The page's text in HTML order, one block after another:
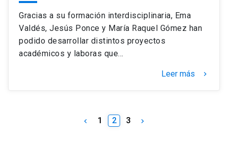
Gracias a su formación interdisciplinaria, Ema
Valdés, Jesús Ponce y María Raquel Gómez han
podido desarrollar distintos proyectos
académicos y laboras que…
Leer más keyboard_arrow_right
keyboard_arrow_left 1 2 3 keyboard_arrow_right